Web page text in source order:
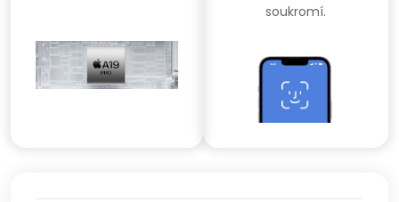
soukromí.